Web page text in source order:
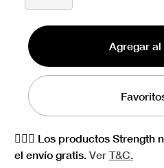
Agregar
🏋🏻‍♀️ Los productos Strength
el envío gratis. Ver T&C.